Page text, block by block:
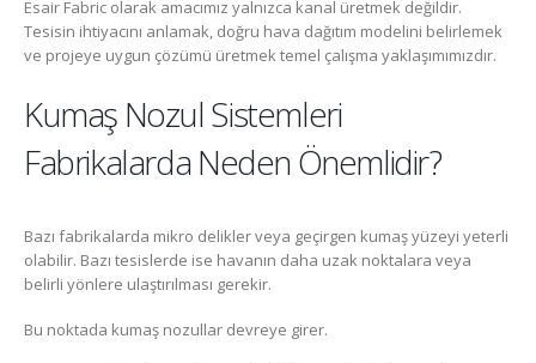
Esair Fabric olarak amacımız yalnızca kanal üretmek değildir.
Tesisin ihtiyacını anlamak, doğru hava dağıtım modelini belirlemek
ve projeye uygun çözümü üretmek temel çalışma yaklaşımımızdır.
Kumaş Nozul Sistemleri
Fabrikalarda Neden Önemlidir?
Bazı fabrikalarda mikro delikler veya geçirgen kumaş yüzeyi yeterli
olabilir. Bazı tesislerde ise havanın daha uzak noktalara veya
belirli yönlere ulaştırılması gerekir.
Bu noktada kumaş nozullar devreye girer.